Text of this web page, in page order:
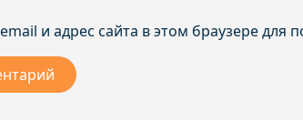
и адрес сайта в этом браузере